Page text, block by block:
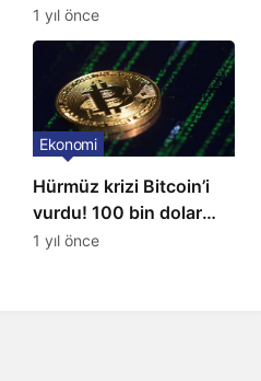
Euro’ya geçiyor
1 yıl önce
Hürmüz krizi Bitcoin’i
vurdu! 100 bin dolar
seviyesi kırıldı
Ekonomi
1 yıl önce